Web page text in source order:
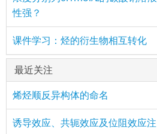
性强？
课件学习：烃的衍生物相互转化
最近关注
烯烃顺反异构体的命名
诱导效应、共轭效应及位阻效应注